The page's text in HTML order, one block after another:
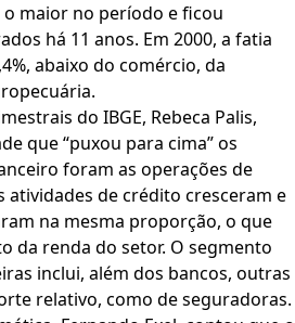
maior no período e ficou
há 11 anos. Em 2000, a fatia
abaixo do comércio, da
do IBGE, Rebeca Palis,
que “puxou para cima” os
foram as operações de
atividades de crédito cresceram e
na mesma proporção, o que
da renda do setor. O segmento
inclui, além dos bancos, outras
relativo, como de seguradoras.